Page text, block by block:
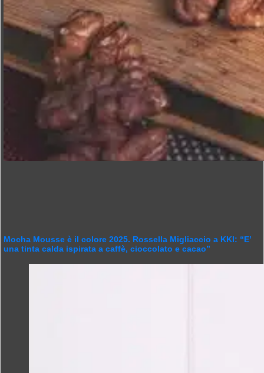
Mocha Mousse è il colore 2025. Rossella Migliaccio a KKI: “E’
una tinta calda ispirata a caffè, cioccolato e cacao”